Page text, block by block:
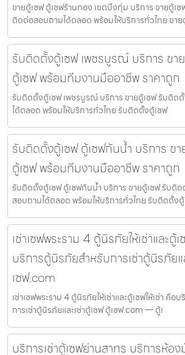
ขายตู้เซฟ ตู้เซฟร้านทอง เขตบึงกุ่ม บริการ ขายตู้เ
ติดต่อสอบถามได้ตลอด พร้อมให้บริการทั่วไทย ขาย
รับติดตั้งตู้เซฟ เพชรบูรณ์ บริการ ขา
ตู้เซฟ พร้อมทีมงานมืออาชีพ ราคาถูก
รับติดตั้งตู้เซฟ เพชรบูรณ์ บริการ ขายตู้เซฟ รับติด
ได้ตลอด พร้อมให้บริการทั่วไทย รับติดตั้งตู้เซฟ
รับติดตั้งตู้เซฟ ตู้เซฟกันน้ำ บริการ ข
ตู้เซฟ พร้อมทีมงานมืออาชีพ ราคาถูก
รับติดตั้งตู้เซฟ ตู้เซฟกันน้ำ บริการ ขายตู้เซฟ รับติ
สอบถามได้ตลอด พร้อมให้บริการทั่วไทย รับติดตั้งตู้
เช่าเซฟพระราม 4 ตู้นิรภัยให้เช่าและตู้เ
บริการตู้นิรภัยสำหรับการเช่าตู้นิรภัยแ
เซฟ.com
เช่าเซฟพระราม 4 ตู้นิรภัยให้เช่าและตู้เซฟให้เช่า คื
การเช่าตู้นิรภัยและเช่าตู้เซฟ ตู้เซฟ.com — ตู้เ
บริการเช่าตู้เซฟย่านสาทร บริการห้อ